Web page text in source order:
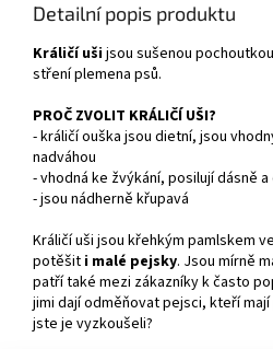
Detailní popis produktu
Králičí ušijsou sušenou
stření plemena psů.
PROČ ZVOLIT KRÁLIČÍ UŠI?
- králičí ouška jsou dietní, jsou
nadváhou
- vhodná ke žvýkání, posilují dásně a
- jsou nádherně křupavá
Králičí uši jsou křehkým pamlskem
potěšit i malé pejsky. Jsou mírně
patří také mezi zákazníky k často
jimi dají odměňovat pejsci, kteří
jste je vyzkoušeli?